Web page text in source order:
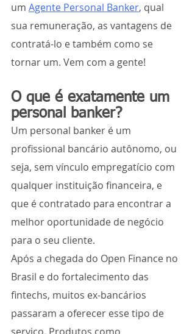
um Agente Personal Banker, qual
sua remuneração, as vantagens de
contratá-lo e também como se
tornar um. Vem com a gente!
O que é exatamente um
personal banker?
Um personal banker é um
profissional bancário autônomo, ou
seja, sem vínculo empregatício com
qualquer instituição financeira, e
que é contratado para encontrar a
melhor oportunidade de negócio
para o seu cliente.
Após a chegada do Open Finance no
Brasil e do fortalecimento das
fintechs, muitos ex-bancários
passaram a oferecer esse tipo de